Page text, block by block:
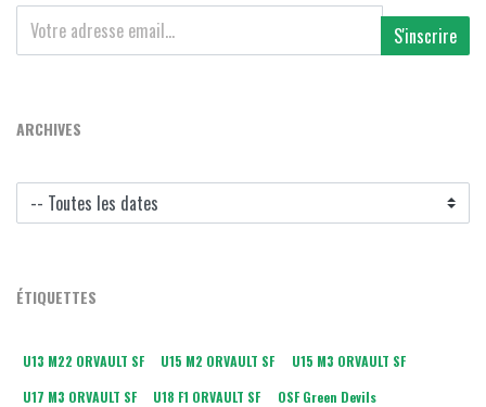
S'inscrire
ARCHIVES
ÉTIQUETTES
U13 M22 ORVAULT SF U15 M2 ORVAULT SF
U15 M3 ORVAULT SF
U17 M3 ORVAULT SF
U18 F1 ORVAULT SF
OSF Green Devils